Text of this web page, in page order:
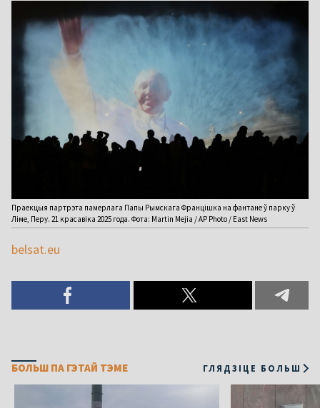
Праекцыя партрэта памерлага Папы Рымскага Францішка на фантане ў парку ў
Ліме, Перу. 21 красавіка 2025 года. Фота: Martin Mejia / AP Photo / East News
belsat.eu
БОЛЬШ ПА ГЭТАЙ ТЭМЕ ГЛЯДЗІЦЕ БОЛЬШ